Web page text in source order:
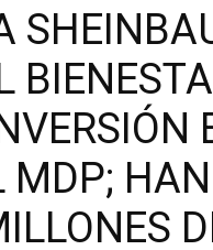
MDP; HAN